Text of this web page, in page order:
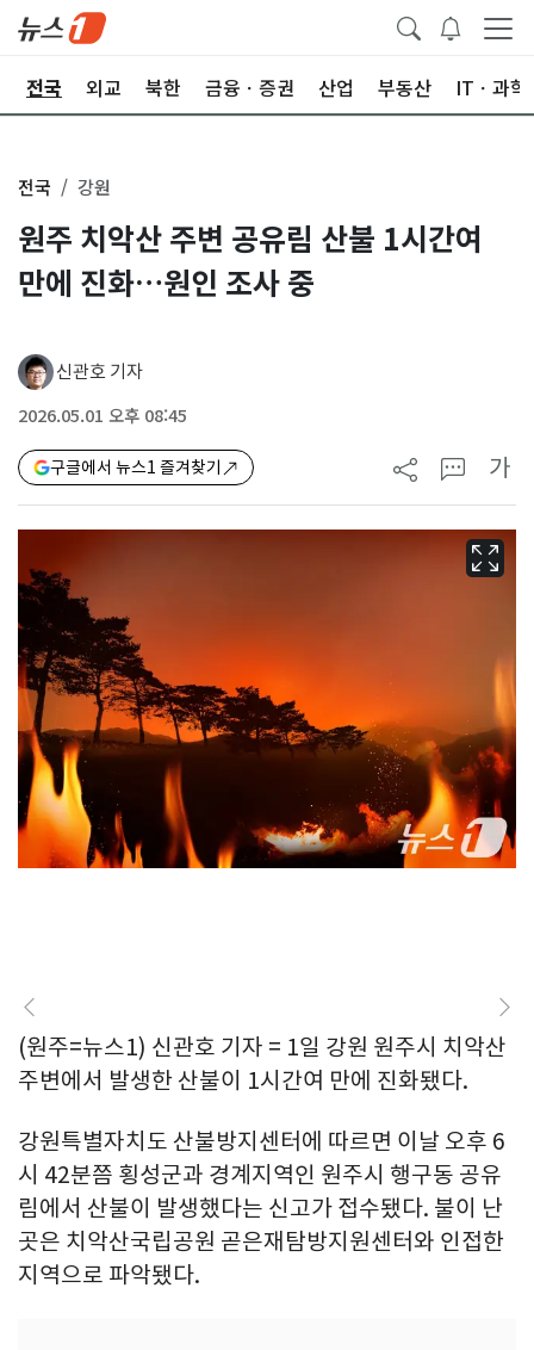
전국 외교 북한 금융ㆍ증권 산업 부동산 ITㆍ과학
전국 강원
원주 치악산 주변 공유림 산불 1시간여
만에 진화…원인 조사 중
신관호 기자
2026.05.01 오후 08:45
구글에서 뉴스1 즐겨찾기 가
(원주=뉴스1) 신관호 기자 = 1일 강원 원주시 치악산
주변에서 발생한 산불이 1시간여 만에 진화됐다.
강원특별자치도 산불방지센터에 따르면 이날 오후 6
시 42분쯤 횡성군과 경계지역인 원주시 행구동 공유
림에서 산불이 발생했다는 신고가 접수됐다. 불이 난
곳은 치악산국립공원 곧은재탐방지원센터와 인접한
지역으로 파악됐다.